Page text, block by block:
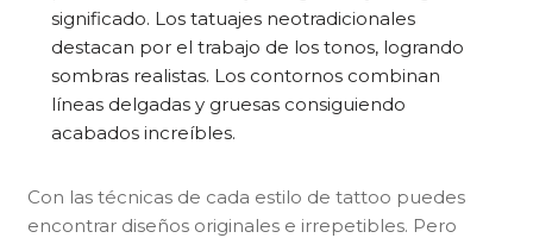
significado. Los tatuajes neotradicionales
destacan por el trabajo de los tonos, logrando
sombras realistas. Los contornos combinan
líneas delgadas y gruesas consiguiendo
acabados increíbles.
Con las técnicas de cada estilo de tattoo puedes
encontrar diseños originales e irrepetibles. Pero